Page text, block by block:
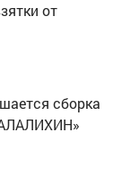
от
сборка